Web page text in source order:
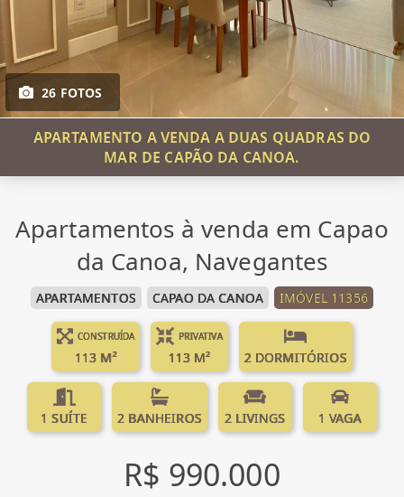
26 FOTOS
APARTAMENTO A VENDA A DUAS QUADRAS DO
MAR DE CAPÃO DA CANOA.
Apartamentos à venda em Capao
da Canoa, Navegantes
APARTAMENTOS CAPAO DA CANOA IMÓVEL 11356
CONSTRUÍDA
113 M²
PRIVATIVA
113 M² 2 DORMITÓRIOS
1 SUÍTE 2 BANHEIROS 2 LIVINGS 1 VAGA
R$ 990.000